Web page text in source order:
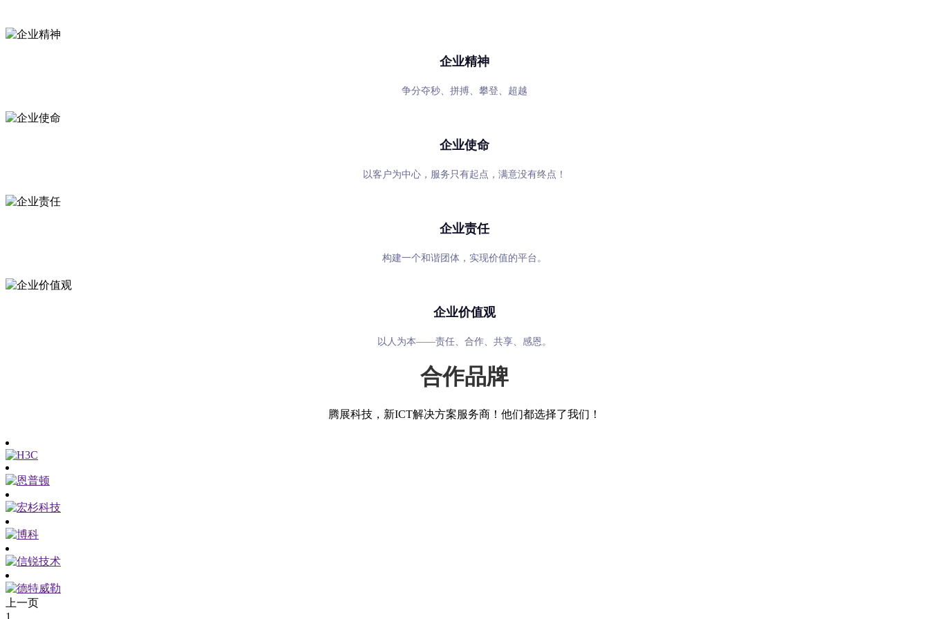
企业精神
争分夺秒、拼搏、攀登、超越
企业使命
以客户为中心，服务只有起点，满意没有终点！
企业责任
构建一个和谐团体，实现价值的平台。
企业价值观
以人为本——责任、合作、共享、感恩。
合作品牌
腾展科技，新ICT解决方案服务商！他们都选择了我们！
上一页
1